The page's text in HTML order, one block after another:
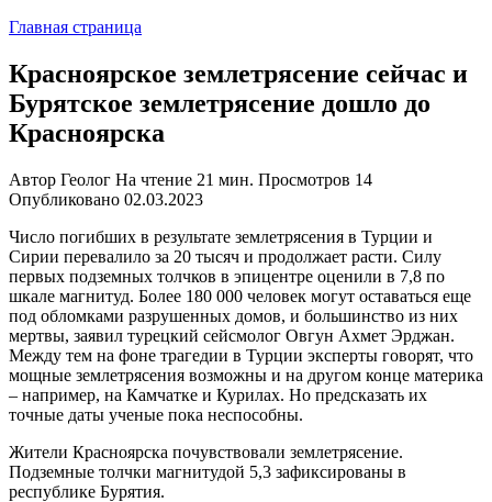
Главная страница
Красноярское землетрясение сейчас и
Бурятское землетрясение дошло до
Красноярска
Автор Геолог На чтение 21 мин. Просмотров 14
Опубликовано 02.03.2023
Число погибших в результате землетрясения в Турции и
Сирии перевалило за 20 тысяч и продолжает расти. Силу
первых подземных толчков в эпицентре оценили в 7,8 по
шкале магнитуд. Более 180 000 человек могут оставаться еще
под обломками разрушенных домов, и большинство из них
мертвы, заявил турецкий сейсмолог Овгун Ахмет Эрджан.
Между тем на фоне трагедии в Турции эксперты говорят, что
мощные землетрясения возможны и на другом конце материка
– например, на Камчатке и Курилах. Но предсказать их
точные даты ученые пока неспособны.
Жители Красноярска почувствовали землетрясение.
Подземные толчки магнитудой 5,3 зафиксированы в
республике Бурятия.